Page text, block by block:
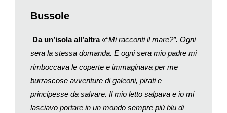
Anche una piccola isola poi può essere attraversata dalla
Canarie, al largo della costa occidentale africana. Proprio lì nel
zero, quello da cui si contavano tutti gli altri, ritenendo che
fosse il punto più occidentale del mondo; e così per secoli è
stata indicata su tutte le carte geografiche. Soprattutto i
Francesi vi erano affezionati, perché si trovava a 20 gradi
esatti a ovest del Meridiano di Parigi. E ancora nel 1884,
Bussole
Da un’isolaall’altra «“Mi racconti il mare?”. Ogni
sera la stessa domanda. E ogni sera mio padre mi
rimboccava le coperte e immaginava per me
burrascose avventure di galeoni, pirati e
principesse da salvare. Il mio letto salpava e io mi
lasciavo portare in un mondo sempre più blu di